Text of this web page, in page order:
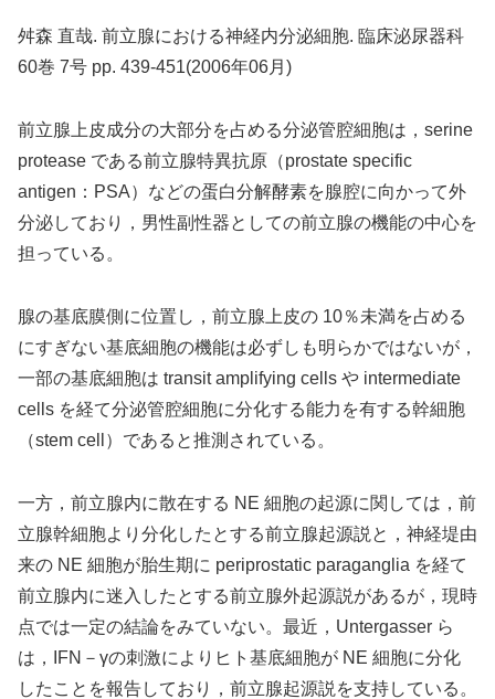
舛森 直哉. 前立腺における神経内分泌細胞. 臨床泌尿器科
60巻 7号 pp. 439-451(2006年06月)
前立腺上皮成分の大部分を占める分泌管腔細胞は，serine
protease である前立腺特異抗原（prostate specific
antigen：PSA）などの蛋白分解酵素を腺腔に向かって外
分泌しており，男性副性器としての前立腺の機能の中心を
担っている。
腺の基底膜側に位置し，前立腺上皮の 10％未満を占める
にすぎない基底細胞の機能は必ずしも明らかではないが，
一部の基底細胞は transit amplifying cells や intermediate
cells を経て分泌管腔細胞に分化する能力を有する幹細胞
（stem cell）であると推測されている。
一方，前立腺内に散在する NE 細胞の起源に関しては，前
立腺幹細胞より分化したとする前立腺起源説と，神経堤由
来の NE 細胞が胎生期に periprostatic paraganglia を経て
前立腺内に迷入したとする前立腺外起源説があるが，現時
点では一定の結論をみていない。最近，Untergasser ら
は，IFN－γの刺激によりヒト基底細胞が NE 細胞に分化
したことを報告しており，前立腺起源説を支持している。